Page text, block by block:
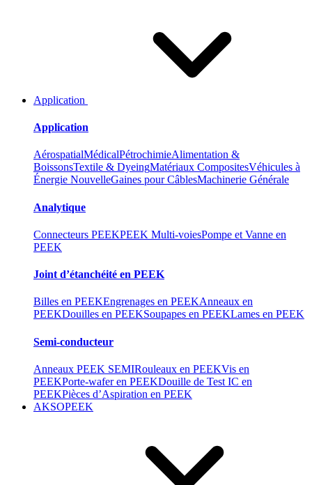
Application
Application
AérospatialMédicalPétrochimieAlimentation &
BoissonsTextile & DyeingMatériaux CompositesVéhicules à
Énergie NouvelleGaines pour CâblesMachinerie Générale
Analytique
Connecteurs PEEKPEEK Multi-voiesPompe et Vanne en
PEEK
Joint d’étanchéité en PEEK
Billes en PEEKEngrenages en PEEKAnneaux en
PEEKDouilles en PEEKSoupapes en PEEKLames en PEEK
Semi-conducteur
Anneaux PEEK SEMIRouleaux en PEEKVis en
PEEKPorte-wafer en PEEKDouille de Test IC en
PEEKPièces d’Aspiration en PEEK
AKSOPEEK